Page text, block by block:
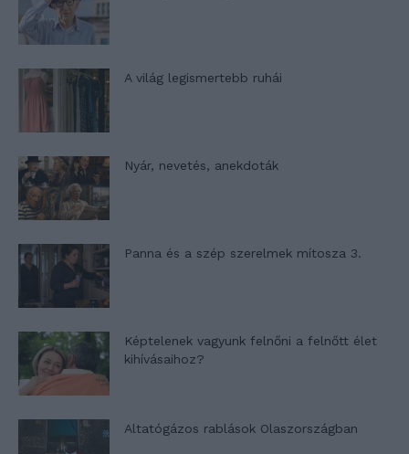
A világ legismertebb ruhái
Nyár, nevetés, anekdoták
Panna és a szép szerelmek mítosza 3.
Képtelenek vagyunk felnőni a felnőtt élet
kihívásaihoz?
Altatógázos rablások Olaszországban